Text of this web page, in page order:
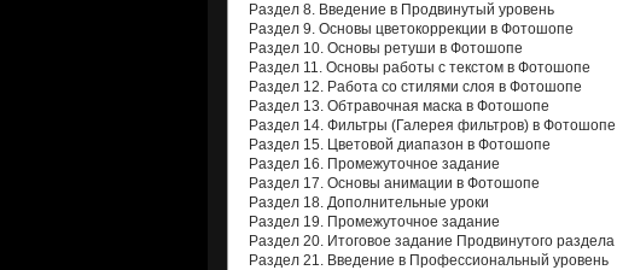
Раздел 8. Введение в Продвинутый уровень
Раздел 9. Основы цветокоррекции в Фотошопе
Раздел 10. Основы ретуши в Фотошопе
Раздел 11. Основы работы с текстом в Фотошопе
Раздел 12. Работа со стилями слоя в Фотошопе
Раздел 13. Обтравочная маска в Фотошопе
Раздел 14. Фильтры (Галерея фильтров) в Фотошопе
Раздел 15. Цветовой диапазон в Фотошопе
Раздел 16. Промежуточное задание
Раздел 17. Основы анимации в Фотошопе
Раздел 18. Дополнительные уроки
Раздел 19. Промежуточное задание
Раздел 20. Итоговое задание Продвинутого раздела
Раздел 21. Введение в Профессиональный уровень